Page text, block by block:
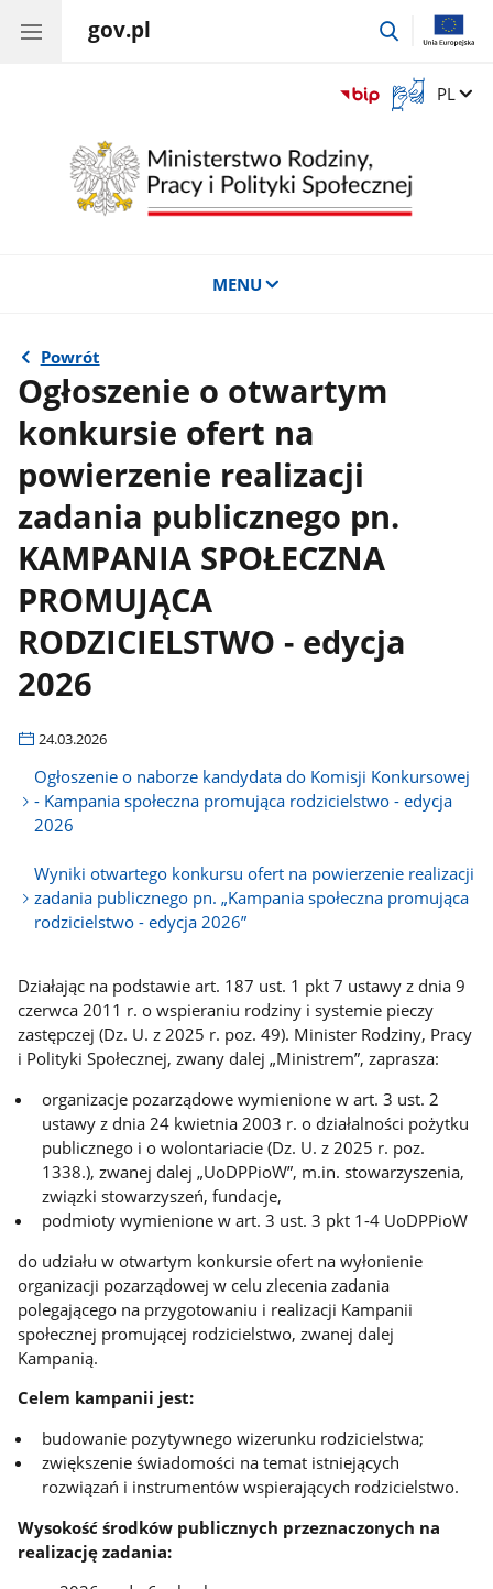
gov.pl
przejdź
Otwórz
okno
języka
migowego
Zmień
PL
MENU
Powrót
Ogłoszenie o otwartym
konkursie ofert na
powierzenie realizacji
zadania publicznego pn.
KAMPANIA SPOŁECZNA
PROMUJĄCA
RODZICIELSTWO - edycja
2026
24.03.2026
Ogłoszenie o naborze kandydata do Komisji Konkursowej
- Kampania społeczna promująca rodzicielstwo - edycja
2026
Wyniki otwartego konkursu ofert na powierzenie realizacji
zadania publicznego pn. „Kampania społeczna promująca
rodzicielstwo - edycja 2026”
Działając na podstawie art. 187 ust. 1 pkt 7 ustawy z dnia 9
czerwca 2011 r. o wspieraniu rodziny i systemie pieczy
zastępczej (Dz. U. z 2025 r. poz. 49). Minister Rodziny, Pracy
i Polityki Społecznej, zwany dalej „Ministrem”, zaprasza:
organizacje pozarządowe wymienione w art. 3 ust. 2
ustawy z dnia 24 kwietnia 2003 r. o działalności pożytku
publicznego i o wolontariacie (Dz. U. z 2025 r. poz.
1338.), zwanej dalej „UoDPPioW”, m.in. stowarzyszenia,
związki stowarzyszeń, fundacje,
podmioty wymienione w art. 3 ust. 3 pkt 1-4 UoDPPioW
do udziału w otwartym konkursie ofert na wyłonienie
organizacji pozarządowej w celu zlecenia zadania
polegającego na przygotowaniu i realizacji Kampanii
społecznej promującej rodzicielstwo, zwanej dalej
Kampanią.
Celem kampanii jest:
budowanie pozytywnego wizerunku rodzicielstwa;
zwiększenie świadomości na temat istniejących
rozwiązań i instrumentów wspierających rodzicielstwo.
Wysokość środków publicznych przeznaczonych na
realizację zadania: